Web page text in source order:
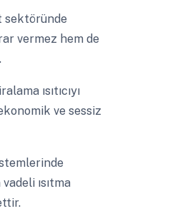
sektöründe
vermez hem de
ısıtıcıyı
ve sessiz
ısıtma